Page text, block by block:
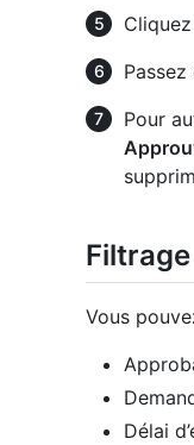
Pour
Vous
Délai